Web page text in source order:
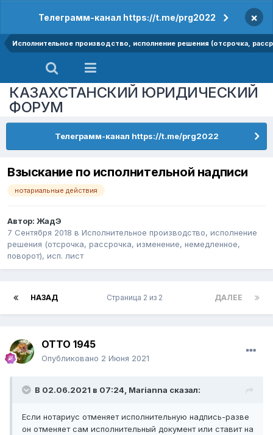
Телеграмм-канал https://t.me/prg2022 ×
Исполнительное производство, исполнение решения (отсрочка,
КАЗАХСТАНСКИЙ ЮРИДИЧЕСКИЙ
ФОРУМ
Телеграмм-канал https://t.me/prg2022
Взыскание по исполнительной надписи
нотариальные действия
Автор: ЖадЭ
7 Сентября 2018 в Исполнительное производство, исполнение
решения (отсрочка, рассрочка, изменение, немедленное,
поворот), исп. лист
НАЗАД ДАЛЕЕ
Страница 2 из 2
ОТТО 1945
Опубликовано 2 Июня 2021
В 02.06.2021 в 07:24, Marianna сказал:
Если нотариус отменяет исполнительную надпись-разве
он отменяет сам исполнительный документ или ставит на